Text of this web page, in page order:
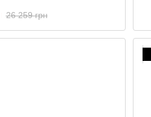
26 259 грн